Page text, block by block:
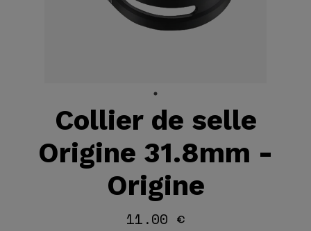
Collier de selle
Origine 31.8mm -
Origine
11.00 €